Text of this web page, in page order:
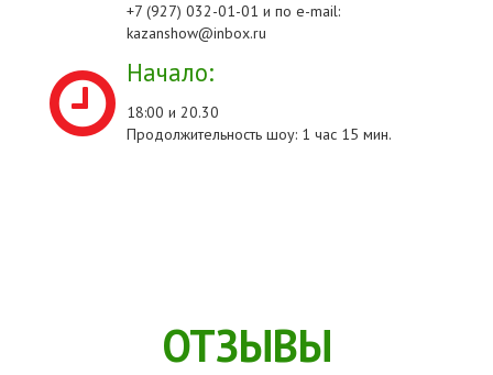
+7 (927) 032-01-01 и по e-mail:
kazanshow@inbox.ru
Начало:
18:00 и 20.30
Продолжительность шоу: 1 час 15 мин.
ОТЗЫВЫ